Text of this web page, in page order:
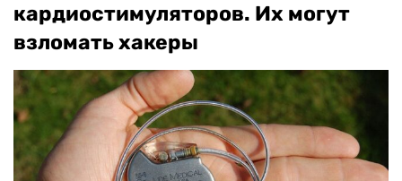
кардиостимуляторов. Их могут
взломать хакеры